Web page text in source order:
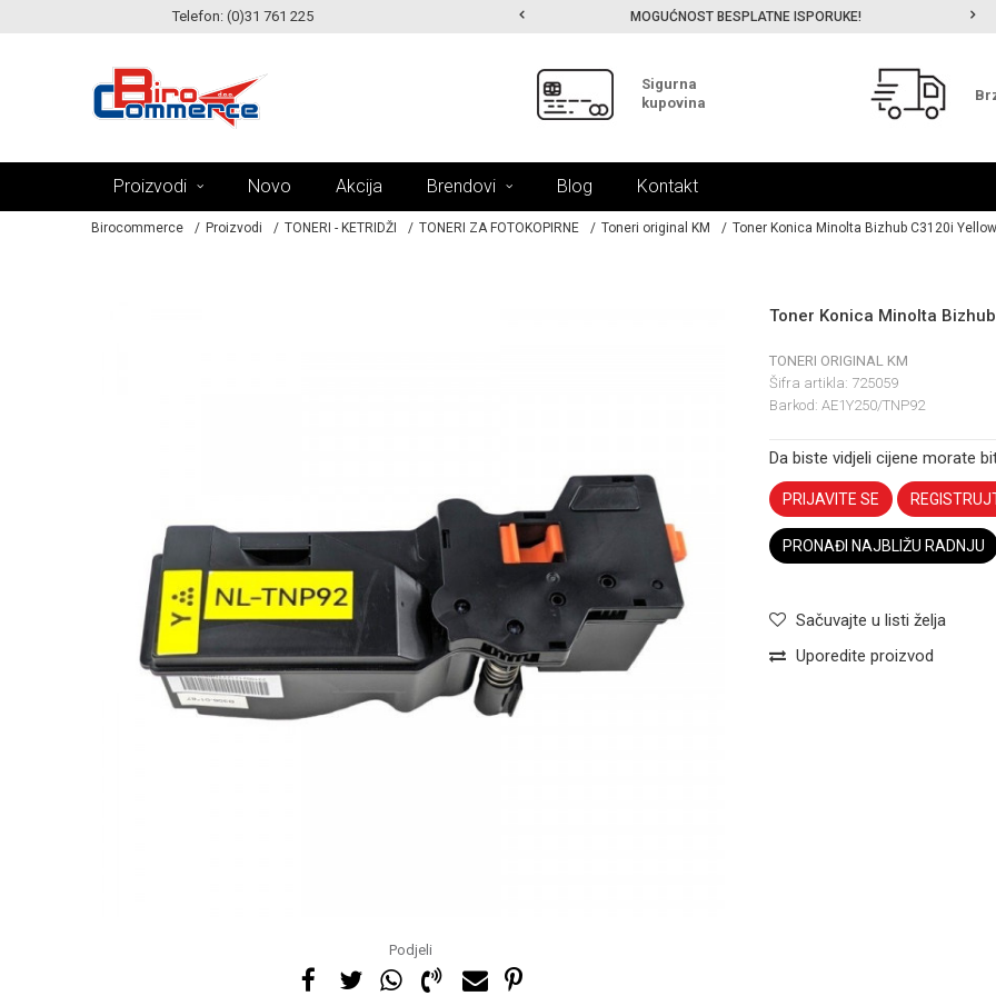
Telefon: (0)31 761 225
MOGUĆNOST ISPORUKE ZA 24H! MOGUĆNOST BESPLATNE ISPORUKE!
Sigurna
kupovina
Proizvodi Novo Akcija Brendovi Blog Kontakt
Birocommerce Proizvodi TONERI - KETRIDŽI TONERI ZA FOTOKOPIRNE Toneri original KM Toner Konica Minolta Bizhub C3120i
Podjeli
Toner Konica Minolta
TONERI ORIGINAL KM
Šifra artikla: 725059
Barkod: AE1Y250/TNP92
Da biste vidjeli cijene morate
PRIJAVITE SE
PRONAĐI NAJBLIŽU RADNJU
Sačuvajte u listi želja
Uporedite proizvod